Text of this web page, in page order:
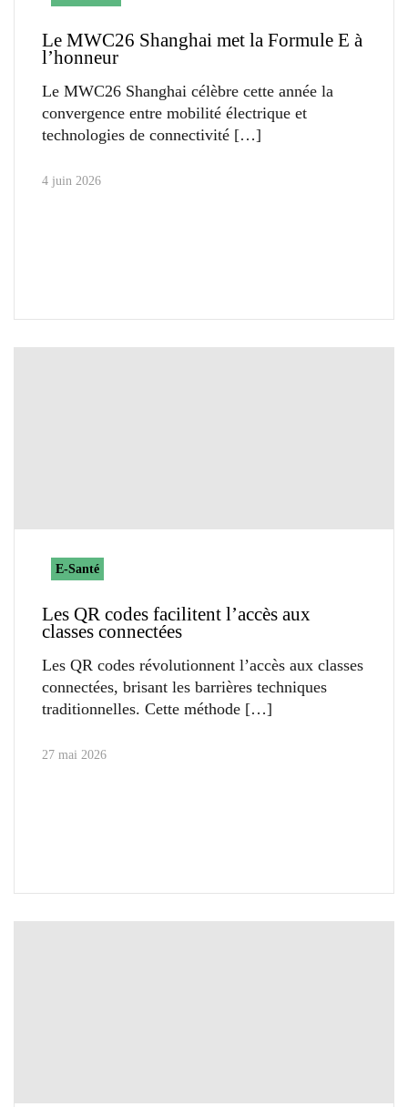
Le MWC26 Shanghai met la Formule E à
l’honneur
Le MWC26 Shanghai célèbre cette année la
convergence entre mobilité électrique et
technologies de connectivité
4 juin 2026
E-Santé
Les QR codes facilitent l’accès aux
classes connectées
Les QR codes révolutionnent l’accès aux classes
connectées, brisant les barrières techniques
traditionnelles. Cette méthode
27 mai 2026